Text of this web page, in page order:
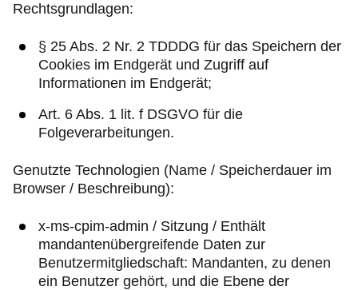
Rechtsgrundlagen:
§ 25 Abs. 2 Nr. 2 TDDDG für das Speichern der
Cookies im Endgerät und Zugriff auf
Informationen im Endgerät;
Art. 6 Abs. 1 lit. f DSGVO für die
Folgeverarbeitungen.
Genutzte Technologien (Name / Speicherdauer im
Browser / Beschreibung):
x-ms-cpim-admin / Sitzung / Enthält
mandantenübergreifende Daten zur
Benutzermitgliedschaft: Mandanten, zu denen
ein Benutzer gehört, und die Ebene der